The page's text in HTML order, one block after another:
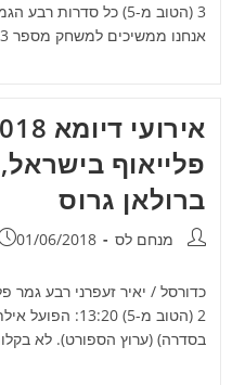
אנחנו ממשיכים למשחק מספר 3 בסדרות…
פלייאוף
ברולאן גרוס
מחבר:מנחם לס פורסם:
01/06/2018
כדורסל / יאיר זעפרני רבע
בסדרה) (ערוץ הספורט). לא